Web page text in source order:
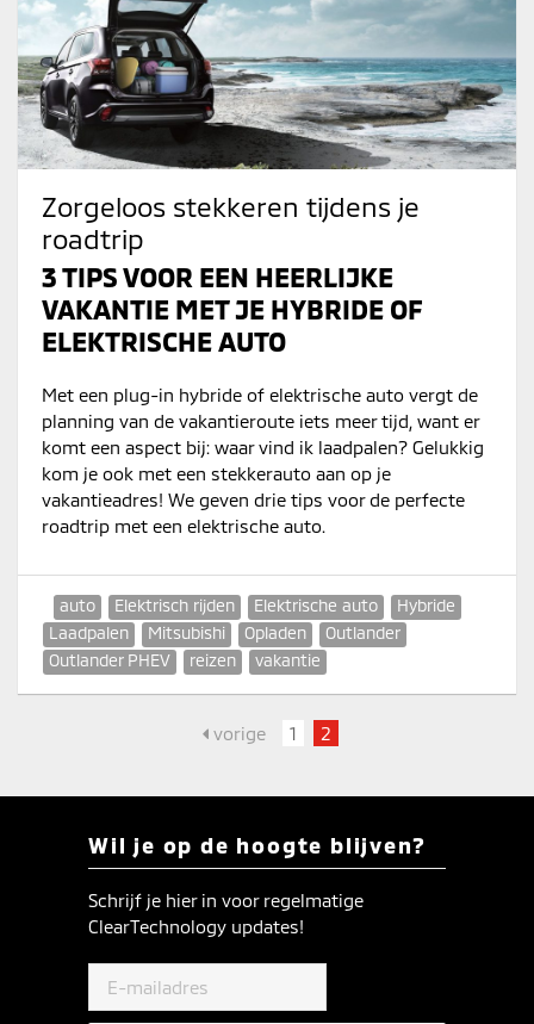
Zorgeloos stekkeren tijdens je
roadtrip
3 TIPS VOOR EEN HEERLIJKE
VAKANTIE MET JE HYBRIDE OF
ELEKTRISCHE AUTO
Met een plug-in hybride of elektrische auto vergt de
planning van de vakantieroute iets meer tijd, want er
komt een aspect bij: waar vind ik laadpalen? Gelukkig
kom je ook met een stekkerauto aan op je
vakantieadres! We geven drie tips voor de perfecte
roadtrip met een elektrische auto.
auto Elektrisch rijden Elektrische auto
Hybride
Laadpalen
Mitsubishi Opladen
Outlander
Outlander PHEV
reizen vakantie
vorige 1 2
Wil je op de hoogte blijven?
Schrijf je hier in voor regelmatige
ClearTechnology updates!